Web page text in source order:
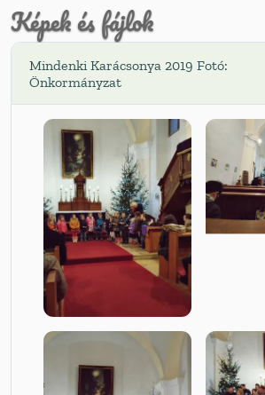
Képek és fájlok
Mindenki Karácsonya 2019 Fotó:
Önkormányzat